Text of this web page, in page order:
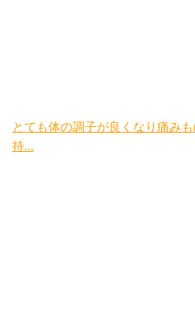
とても体の調子が良くなり痛み
持...